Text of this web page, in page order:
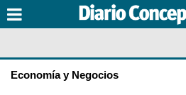
Economía y Negocios